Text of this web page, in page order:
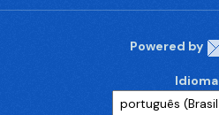
Powered by
Idioma